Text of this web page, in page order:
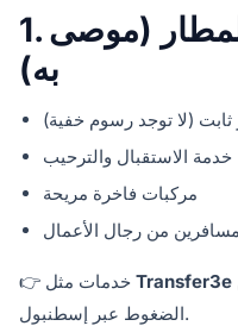
1. النقل الخاص من المطار (موصى
به)
(لا توجد رسوم خفية)
خدمة الاستقبال والترحيب
مركبات فاخرة مريحة
من رجال الأعمال
Transfer3e
الضغوط عبر إسطنبول.